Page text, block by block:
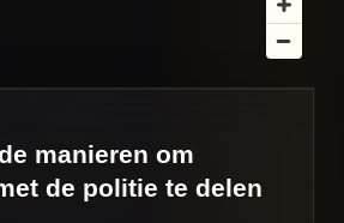
manieren om
de politie te delen